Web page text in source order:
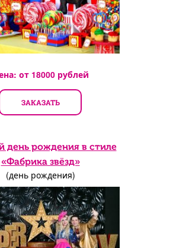
от 18000рублей
ЗАКАЗАТЬ
день рождения в стиле
«Фабрика звёзд»
(день рождения)